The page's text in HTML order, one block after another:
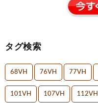
タグ検索
68VH 76VH 77VH
101VH 107VH 112VH